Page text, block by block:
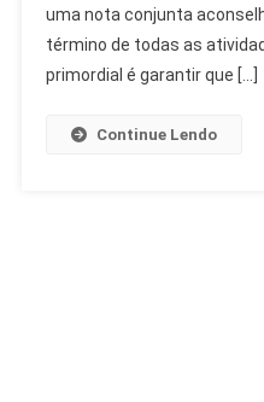
uma nota conjunta
término de todas as
primordial é garantir que […]
Continue Lendo